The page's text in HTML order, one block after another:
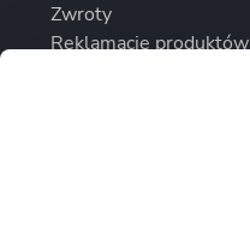
Zwroty
Reklamacje produktów